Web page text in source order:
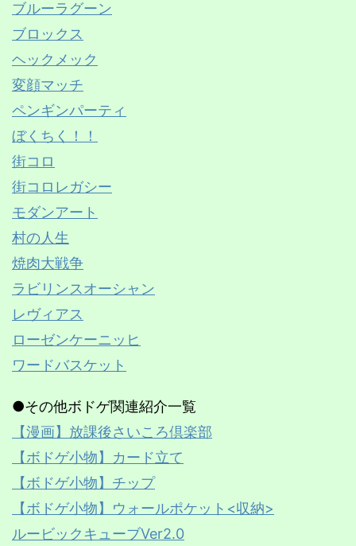
ブルーラグーン
ブロックス
ヘックメック
変顔マッチ
ペンギンパーティ
ぼくちく！！
街コロ
街コロレガシー
モダンアート
村の人生
焼肉大戦争
ラビリンスオーシャン
レヴィアス
ローゼンケーニッヒ
ワードバスケット
●その他ボドゲ関連紹介一覧
【漫画】放課後さいころ倶楽部
【ボドゲ小物】カード立て
【ボドゲ小物】チップ
【ボドゲ小物】ウォールポケット<収納>
ルービックキューブVer2.0